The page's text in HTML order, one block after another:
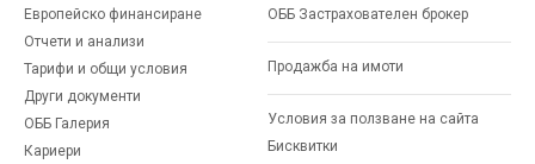
Европейско финансиране
Отчети и анализи
Тарифи и общи условия
Други документи
ОББ Галерия
Кариери
ОББ Застрахователен брокер
Продажба на имоти
Условия за ползване на сайта
Бисквитки